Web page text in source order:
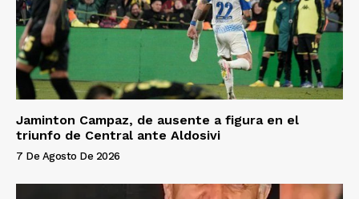
Jaminton Campaz, de ausente a figura en el
triunfo de Central ante Aldosivi
7 De Agosto De 2026